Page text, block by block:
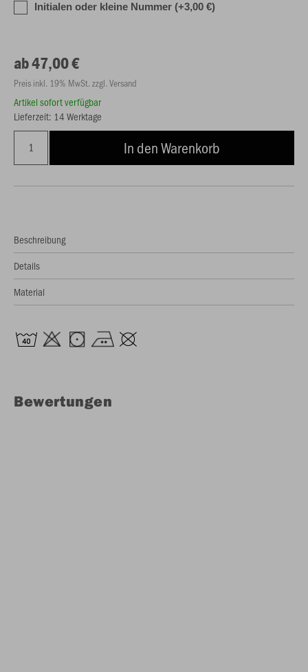
Initialen oder kleine Nummer (+3,00 €)
ab 47,00 €
Preis inkl. 19% MwSt. zzgl. Versand
Artikel sofort verfügbar
Lieferzeit: 14 Werktage
In den Warenkorb
Beschreibung
Details
Material
Bewertungen